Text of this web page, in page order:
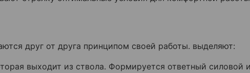
друг от друга принципом своей работы. выделяют:
выходит из ствола. Формируется ответный силовой